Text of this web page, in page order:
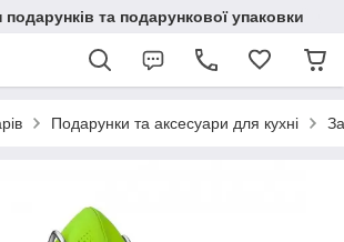
подарунків та подарункової упаковки
Подарунки та аксесуари для кухні